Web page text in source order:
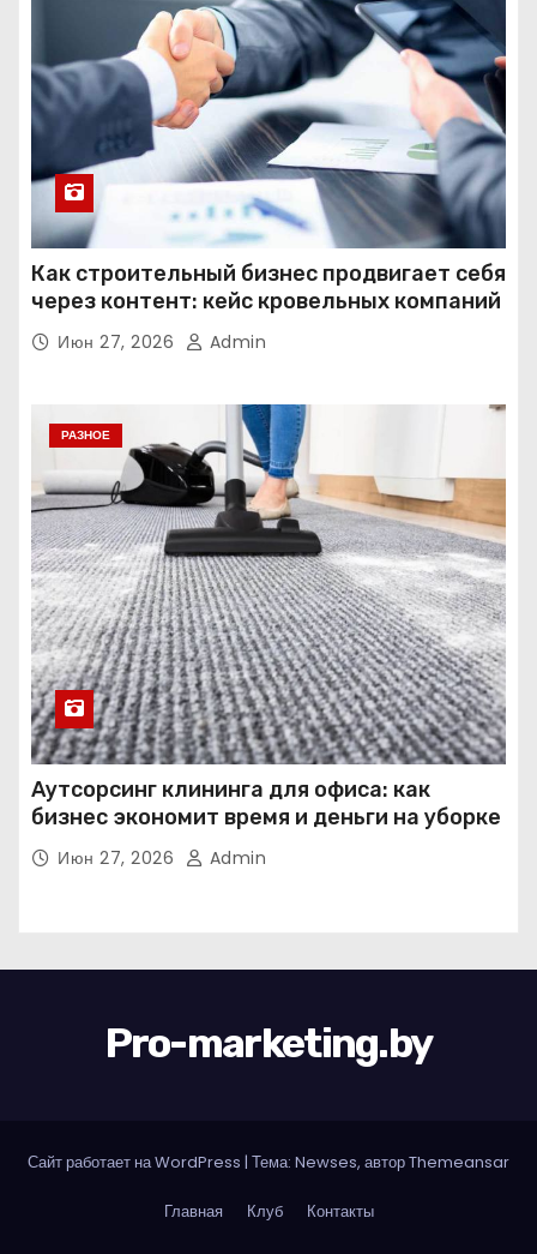
Как строительный бизнес продвигает себя
через контент: кейс кровельных компаний
Июн 27, 2026 Admin
РАЗНОЕ
Аутсорсинг клининга для офиса: как
бизнес экономит время и деньги на уборке
Июн 27, 2026 Admin
Pro-marketing.by
Сайт работает на WordPress | Тема: Newses, авторThemeansar
Главная Клуб Контакты